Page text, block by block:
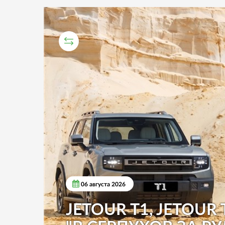
СРАВНИТЕЛЬНЫЙ ТЕСТ
06 августа 2026
JETOUR T1, JETOUR